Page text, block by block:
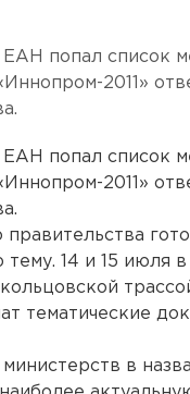
попал список
2011»
попал список
2011»
правительства
14 и 15 июля
тематические
министерств в